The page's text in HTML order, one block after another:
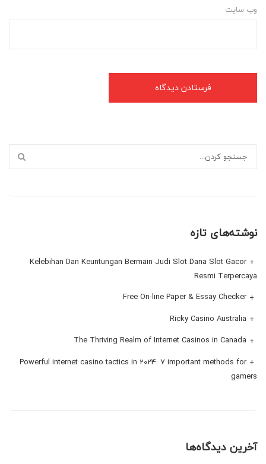
وب‌ سایت
نوشته‌های تازه
Kelebihan Dan Keuntungan Bermain Judi Slot Dana Slot Gacor
Resmi Terpercaya
Free On-line Paper & Essay Checker
Ricky Casino Australia
The Thriving Realm of Internet Casinos in Canada
Powerful internet casino tactics in 2024: 7 important methods for
gamers
آخرین دیدگاه‌ها